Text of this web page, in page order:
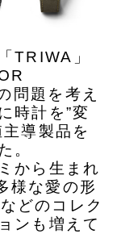
TRIWA」
問題を考え
時計を”変
導製品を
。
から生まれ
様な愛の形
どのコレク
ンも増えて